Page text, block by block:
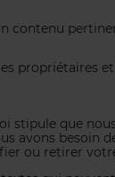
contenu
propriétaires
stipule que
avons besoin
ou retirer